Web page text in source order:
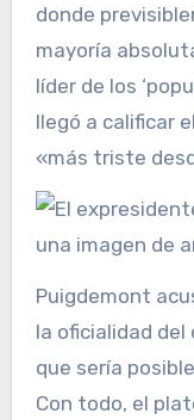
donde
mayoría
líder de los
llegó a calificar
«más triste
Puigdemont
la oficialidad del
que sería
Con todo, el